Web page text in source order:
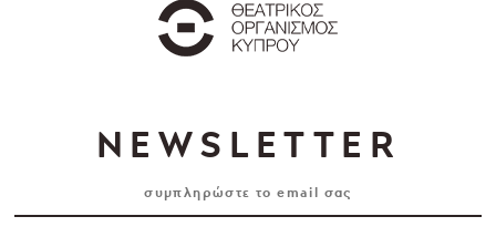
NEWSLETTER